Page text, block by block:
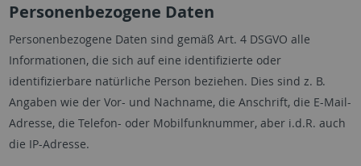
Personenbezogene Daten
Personenbezogene Daten sind gemäß Art. 4 DSGVO alle
Informationen, die sich auf eine identifizierte oder
identifizierbare natürliche Person beziehen. Dies sind z. B.
Angaben wie der Vor- und Nachname, die Anschrift, die E-Mail-
Adresse, die Telefon- oder Mobilfunknummer, aber i.d.R. auch
die IP-Adresse.